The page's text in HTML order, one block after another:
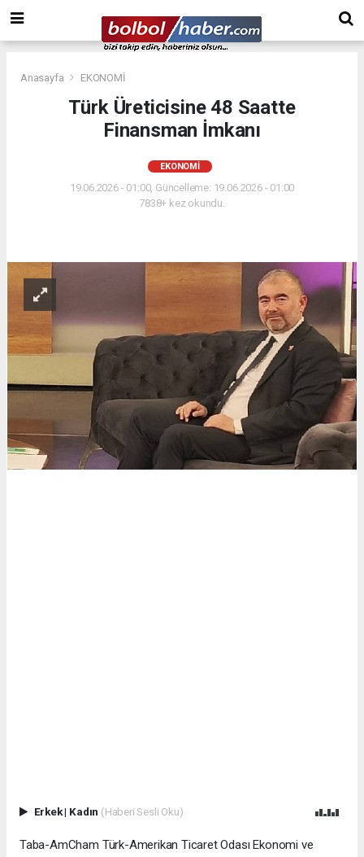
Anasayfa EKONOMİ
Türk Üreticisine 48 Saatte
Finansman İmkanı
EKONOMİ
19.06.2026 - 01:00, Güncelleme: 19.06.2026 - 01:00
7838+ kez okundu.
Erkek| Kadın (Haberi Sesli Oku)
Taba-AmCham Türk-Amerikan Ticaret Odası Ekonomi ve